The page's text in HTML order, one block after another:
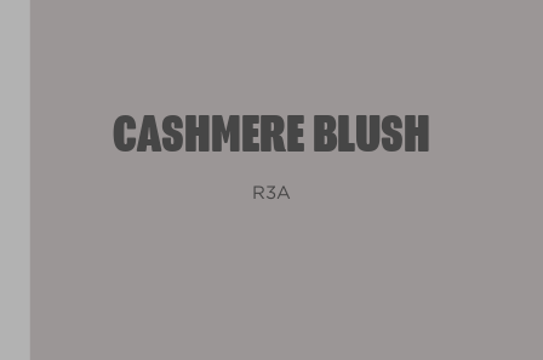
CASHMERE BLUSH
R3A